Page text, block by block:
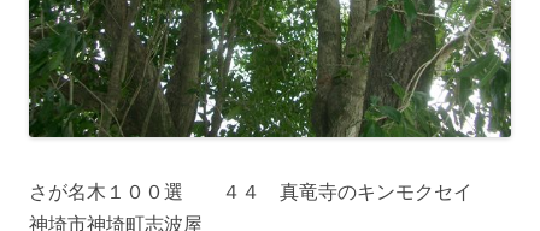
さが名木１００選 ４４ 真竜寺のキンモクセイ
神埼市神埼町志波屋